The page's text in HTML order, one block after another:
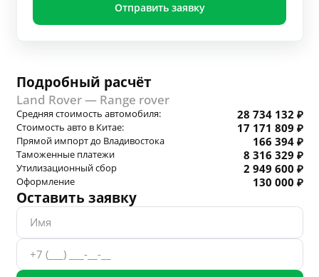
Отправить заявку
Подробный расчёт
Land Rover — Range rover
Средняя стоимость автомобиля: 28 734 132 ₽
Стоимость авто в Китае: 17 171 809 ₽
Прямой импорт до Владивостока 166 394 ₽
Таможенные платежи 8 316 329 ₽
Утилизационный сбор 2 949 600 ₽
Оформление 130 000 ₽
Оставить заявку